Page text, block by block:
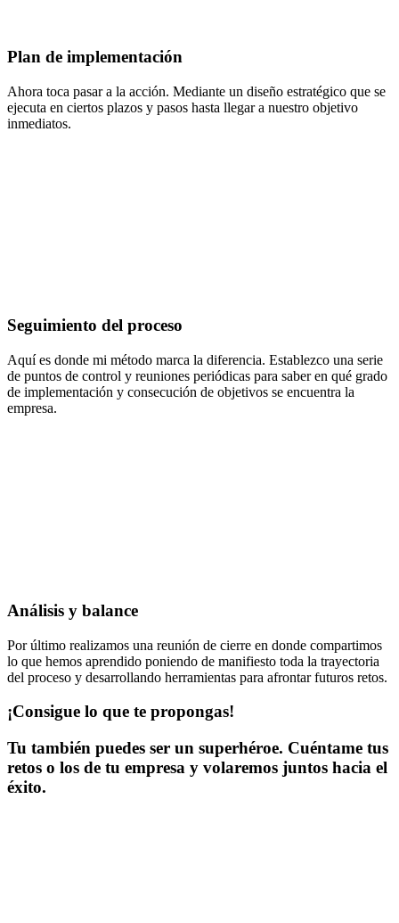
Plan de implementación
Ahora toca pasar a la acción. Mediante un diseño estratégico que se
ejecuta en ciertos plazos y pasos hasta llegar a nuestro objetivo
inmediatos.
Seguimiento del proceso
Aquí es donde mi método marca la diferencia. Establezco una serie
de puntos de control y reuniones periódicas para saber en qué grado
de implementación y consecución de objetivos se encuentra la
empresa.
Análisis y balance
Por último realizamos una reunión de cierre en donde compartimos
lo que hemos aprendido poniendo de manifiesto toda la trayectoria
del proceso y desarrollando herramientas para afrontar futuros retos.
¡Consigue lo que te propongas!
Tu también puedes ser un superhéroe. Cuéntame tus
retos o los de tu empresa y volaremos juntos hacia el
éxito.